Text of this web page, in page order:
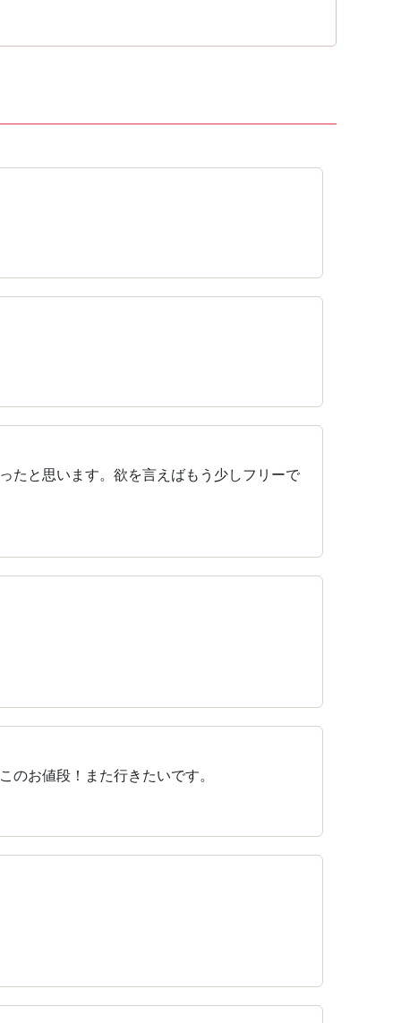
たと思います。欲を言えばもう少しフリーで
お値段！また行きたいです。